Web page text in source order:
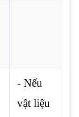
- Nếu
vật liệu